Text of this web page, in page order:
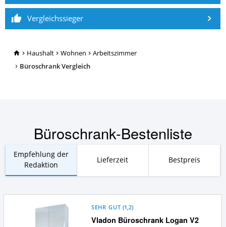
TopRatgeber24.de
Haushalt Wohnen
Arbeitszimmer
Büroschrank Vergleich
Vergleichssieger
Büroschrank-Bestenliste
Empfehlung der
Redaktion
Lieferzeit Bestpreis
Vladon Büroschrank Logan V2
SEHR GUT (1,2)